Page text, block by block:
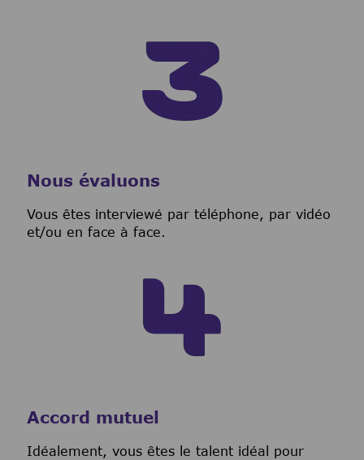
Nous évaluons
Vous êtes interviewé par téléphone, par vidéo
et/ou en face à face.
Accord mutuel
Idéalement, vous êtes le talent idéal pour